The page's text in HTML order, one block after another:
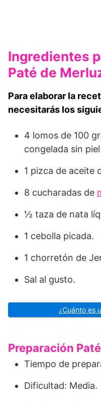
Ingredientes
Paté de
Para elaborar la
necesitarás los
4 lomos de 100
congelada sin
1 pizca de aceite
8 cucharadas de
½ taza de nata
1 cebolla picada.
1 chorretón de
Sal al gusto.
¿Cuánto es
Preparación
Tiempo de
Dificultad: Media.